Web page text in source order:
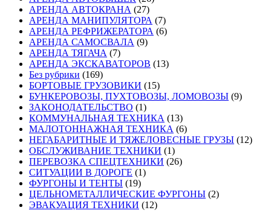
АРЕНДА АВТОКРАНА (27)
АРЕНДА МАНИПУЛЯТОРА (7)
АРЕНДА РЕФРИЖЕРАТОРА (6)
АРЕНДА САМОСВАЛА (9)
АРЕНДА ТЯГАЧА (7)
АРЕНДА ЭКСКАВАТОРОВ (13)
Без рубрики (169)
БОРТОВЫЕ ГРУЗОВИКИ (15)
БУНКЕРОВОЗЫ, ПУХТОВОЗЫ, ЛОМОВОЗЫ (9)
ЗАКОНОДАТЕЛЬСТВО (1)
КОММУНАЛЬНАЯ ТЕХНИКА (13)
МАЛОТОННАЖНАЯ ТЕХНИКА (6)
НЕГАБАРИТНЫЕ И ТЯЖЕЛОВЕСНЫЕ ГРУЗЫ (12)
ОБСЛУЖИВАНИЕ ТЕХНИКИ (1)
ПЕРЕВОЗКА СПЕЦТЕХНИКИ (26)
СИТУАЦИИ В ДОРОГЕ (1)
ФУРГОНЫ И ТЕНТЫ (19)
ЦЕЛЬНОМЕТАЛЛИЧЕСКИЕ ФУРГОНЫ (2)
ЭВАКУАЦИЯ ТЕХНИКИ (12)